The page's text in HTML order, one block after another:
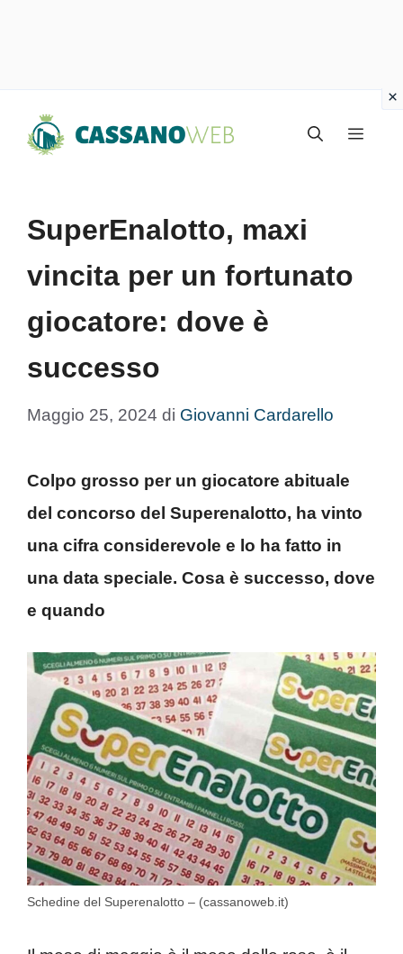
Menu
SuperEnalotto, maxi
vincita per un fortunato
giocatore: dove è
successo
Maggio 25, 2024 di Giovanni Cardarello
Colpo grosso per un giocatore abituale
del concorso del Superenalotto, ha vinto
una cifra considerevole e lo ha fatto in
una data speciale. Cosa è successo, dove
e quando
Schedine del Superenalotto – (cassanoweb.it)